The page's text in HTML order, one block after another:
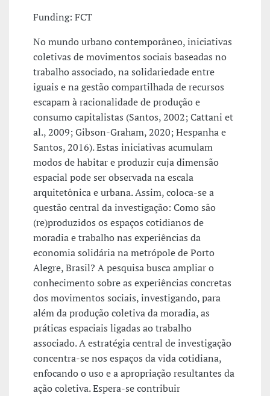
Funding: FCT
No mundo urbano contemporâneo, iniciativas
coletivas de movimentos sociais baseadas no
trabalho associado, na solidariedade entre
iguais e na gestão compartilhada de recursos
escapam à racionalidade de produção e
consumo capitalistas (Santos, 2002; Cattani et
al., 2009; Gibson-Graham, 2020; Hespanha e
Santos, 2016). Estas iniciativas acumulam
modos de habitar e produzir cuja dimensão
espacial pode ser observada na escala
arquitetônica e urbana. Assim, coloca-se a
questão central da investigação: Como são
(re)produzidos os espaços cotidianos de
moradia e trabalho nas experiências da
economia solidária na metrópole de Porto
Alegre, Brasil? A pesquisa busca ampliar o
conhecimento sobre as experiências concretas
dos movimentos sociais, investigando, para
além da produção coletiva da moradia, as
práticas espaciais ligadas ao trabalho
associado. A estratégia central de investigação
concentra-se nos espaços da vida cotidiana,
enfocando o uso e a apropriação resultantes da
ação coletiva. Espera-se contribuir